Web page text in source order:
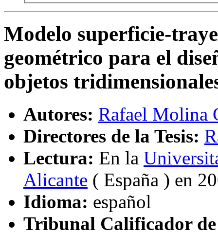
Modelo superficie-
geométrico para el
objetos
Autores: Rafael Molina
Directores de la Tesis:
Lectura: En la
Alicante ( España ) en
Idioma: español
Tribunal Calificador de